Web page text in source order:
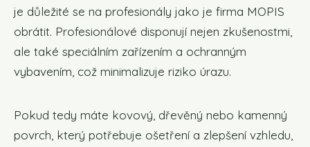
je důležité se na profesionály jako je firma MOPIS
obrátit. Profesionálové disponují nejen zkušenostmi,
ale také speciálním zařízením a ochranným
vybavením, což minimalizuje riziko úrazu.
Pokud tedy máte kovový, dřevěný nebo kamenný
povrch, který potřebuje ošetření a zlepšení vzhledu,